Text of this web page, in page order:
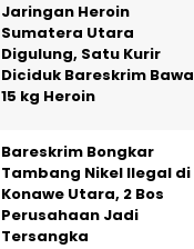
Jaringan Heroin
Sumatera Utara
Digulung, Satu Kurir
Diciduk Bareskrim Bawa
15 kg Heroin
Bareskrim Bongkar
Tambang Nikel Ilegal di
Konawe Utara, 2 Bos
Perusahaan Jadi
Tersangka